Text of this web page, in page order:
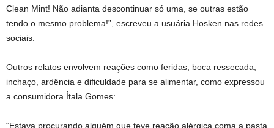
Clean Mint! Não adianta descontinuar só uma, se outras estão
tendo o mesmo problema!”, escreveu a usuária Hosken nas redes
sociais.
Outros relatos envolvem reações como feridas, boca ressecada,
inchaço, ardência e dificuldade para se alimentar, como expressou
a consumidora Ítala Gomes:
“Estava procurando alguém que teve reação alérgica coma a pasta